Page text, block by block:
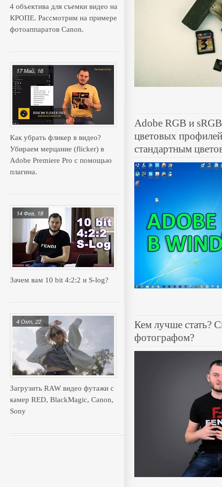
4 объектива для съемки видео на
КРОПЕ. Рассмотрим на примере
фотоаппаратов Canon.
Как убрать фликер в видео?
Убираем мерцание (flicker) в
Adobe Premiere Pro с помощью
плагина.
17 Май, 16
Зачем вам 10 bit 4:2:2 и S-log?
14 Фев, 18
Загрузить RAW видео футажи с
камер RED, BlackMagic, Canon,
Sony
4 Окт, 22
Adobe RGB и
цветовых
стандартным
Кем лучше стать?
фотографом?